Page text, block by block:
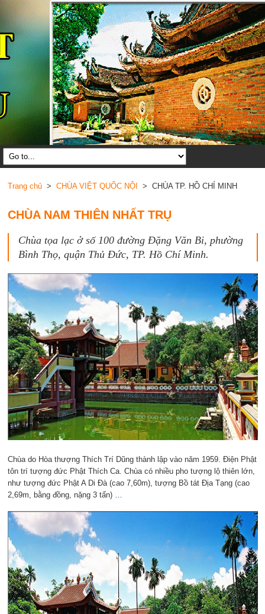
Trang chủ> CHÙA VIỆT QUỐC NỘI > CHÙA TP. HỒ CHÍ MINH
CHÙA NAM THIÊN NHẤT TRỤ
Chùa tọa lạc ở số 100 đường Đặng Văn Bi, phường
Bình Thọ, quận Thủ Đức, TP. Hồ Chí Minh.
Chùa do Hòa thượng Thích Trí Dũng thành lập vào năm 1959. Điện Phật
tôn trí tượng đức Phật Thích Ca. Chùa có nhiều pho tượng lộ thiên lớn,
như tượng đức Phật A Di Đà (cao 7,60m), tượng Bồ tát Địa Tạng (cao
2,69m, bằng đồng, nặng 3 tấn) …